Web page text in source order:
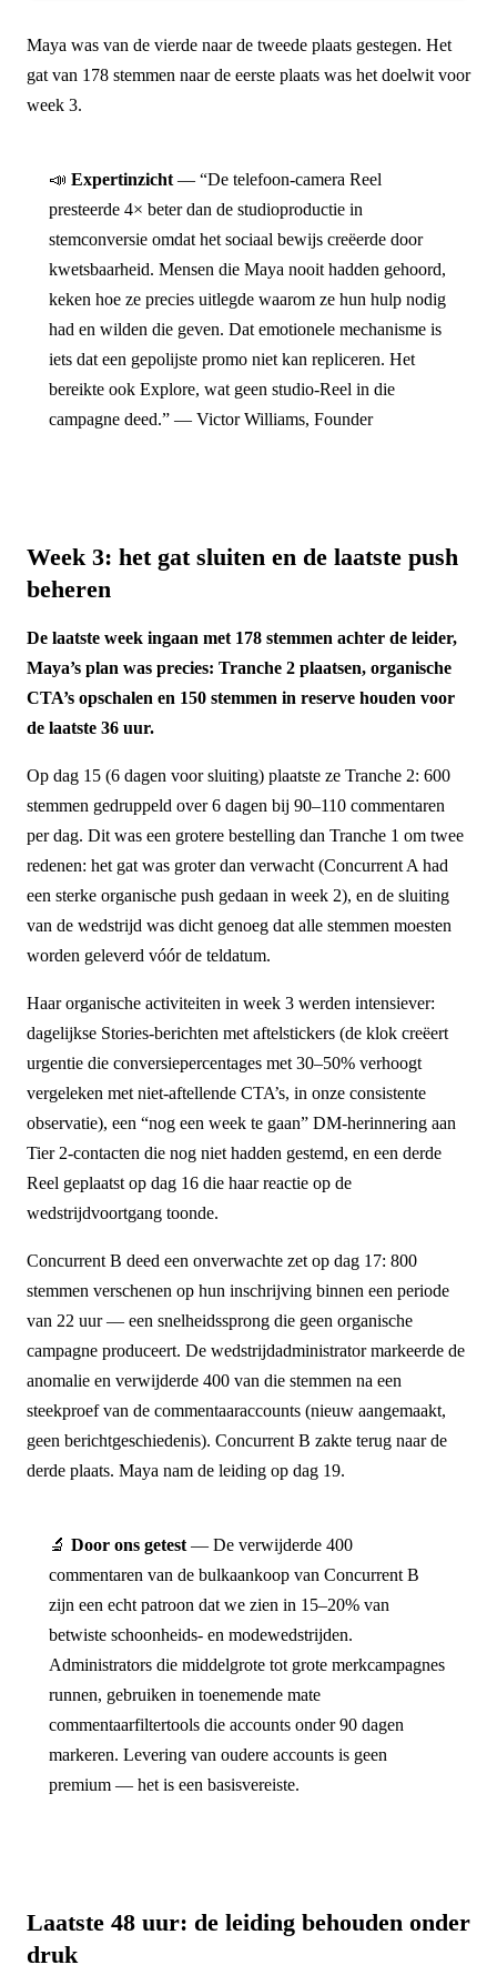
Maya was van de vierde naar de tweede plaats gestegen. Het
gat van 178 stemmen naar de eerste plaats was het doelwit voor
week 3.
📣 Expertinzicht — “De telefoon-camera Reel
presteerde 4× beter dan de studioproductie in
stemconversie omdat het sociaal bewijs creëerde door
kwetsbaarheid. Mensen die Maya nooit hadden gehoord,
keken hoe ze precies uitlegde waarom ze hun hulp nodig
had en wilden die geven. Dat emotionele mechanisme is
iets dat een gepolijste promo niet kan repliceren. Het
bereikte ook Explore, wat geen studio-Reel in die
campagne deed.” — Victor Williams, Founder
Week 3: het gat sluiten en de laatste push
beheren
De laatste week ingaan met 178 stemmen achter de leider,
Maya’s plan was precies: Tranche 2 plaatsen, organische
CTA’s opschalen en 150 stemmen in reserve houden voor
de laatste 36 uur.
Op dag 15 (6 dagen voor sluiting) plaatste ze Tranche 2: 600
stemmen gedruppeld over 6 dagen bij 90–110 commentaren
per dag. Dit was een grotere bestelling dan Tranche 1 om twee
redenen: het gat was groter dan verwacht (Concurrent A had
een sterke organische push gedaan in week 2), en de sluiting
van de wedstrijd was dicht genoeg dat alle stemmen moesten
worden geleverd vóór de teldatum.
Haar organische activiteiten in week 3 werden intensiever:
dagelijkse Stories-berichten met aftelstickers (de klok creëert
urgentie die conversiepercentages met 30–50% verhoogt
vergeleken met niet-aftellende CTA’s, in onze consistente
observatie), een “nog een week te gaan” DM-herinnering aan
Tier 2-contacten die nog niet hadden gestemd, en een derde
Reel geplaatst op dag 16 die haar reactie op de
wedstrijdvoortgang toonde.
Concurrent B deed een onverwachte zet op dag 17: 800
stemmen verschenen op hun inschrijving binnen een periode
van 22 uur — een snelheidssprong die geen organische
campagne produceert. De wedstrijdadministrator markeerde de
anomalie en verwijderde 400 van die stemmen na een
steekproef van de commentaaraccounts (nieuw aangemaakt,
geen berichtgeschiedenis). Concurrent B zakte terug naar de
derde plaats. Maya nam de leiding op dag 19.
🔬 Door ons getest — De verwijderde 400
commentaren van de bulkaankoop van Concurrent B
zijn een echt patroon dat we zien in 15–20% van
betwiste schoonheids- en modewedstrijden.
Administrators die middelgrote tot grote merkcampagnes
runnen, gebruiken in toenemende mate
commentaarfiltertools die accounts onder 90 dagen
markeren. Levering van oudere accounts is geen
premium — het is een basisvereiste.
Laatste 48 uur: de leiding behouden onder
druk